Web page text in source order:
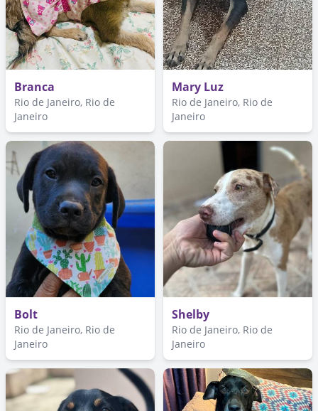
Branca
Rio de Janeiro, Rio de
Janeiro
Mary Luz
Rio de Janeiro, Rio de
Janeiro
Bolt
Rio de Janeiro, Rio de
Janeiro
Shelby
Rio de Janeiro, Rio de
Janeiro